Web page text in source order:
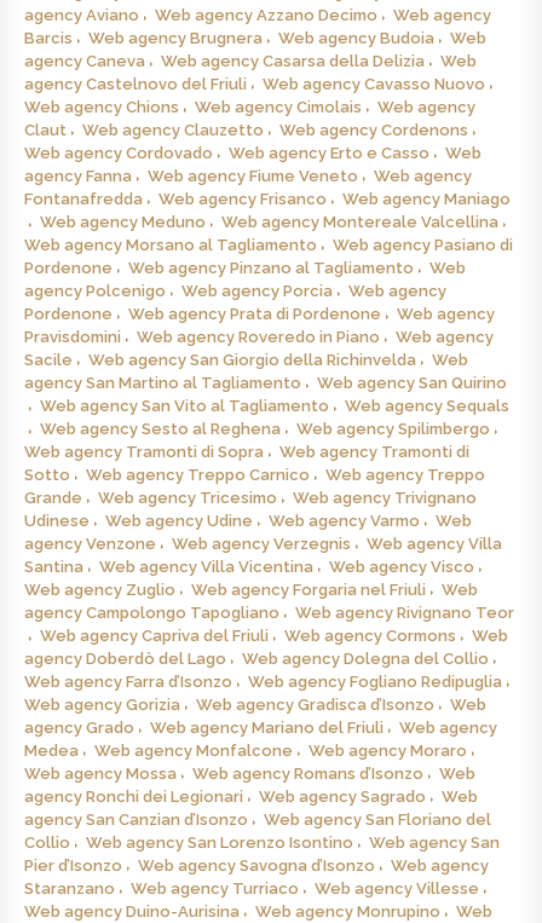
agency Aviano
Web agency Azzano Decimo
Web agency
Barcis
Web agency Brugnera Web agency Budoia
Web
agency Caneva
Web agency Casarsa della Delizia
Web
agency Castelnovo del Friuli
Web agency Cavasso Nuovo
Web agency Chions
Web agency Cimolais
Web agency
Claut
Web agency Clauzetto
Web agency Cordenons
Web agency Cordovado
Web agency Erto e Casso
Web
agency Fanna
Web agency Fiume Veneto
Web agency
Fontanafredda
Web agency Frisanco
Web agency Maniago
Web agency Meduno
Web agency Montereale Valcellina
Web agency Morsano al Tagliamento
Web agency Pasiano di
Pordenone
Web agency Pinzano al Tagliamento
Web
agency Polcenigo
Web agency Porcia
Web agency
Pordenone
Web agency Prata di Pordenone
Web agency
Pravisdomini
Web agency Roveredo in Piano
Web agency
Sacile
Web agency San Giorgio della Richinvelda
Web
agency San Martino al Tagliamento
Web agency San Quirino
Web agency San Vito al Tagliamento
Web agency Sequals
Web agency Sesto al Reghena
Web agency Spilimbergo
Web agency Tramonti di Sopra
Web agency Tramonti di
Sotto
Web agency Treppo Carnico
Web agency Treppo
Grande
Web agency Tricesimo
Web agency Trivignano
Udinese
Web agency Udine Web agency Varmo
Web
agency Venzone
Web agency Verzegnis
Web agency Villa
Santina
Web agency Villa Vicentina
Web agency Visco
Web agency Zuglio
Web agency Forgaria nel Friuli
Web
agency Campolongo Tapogliano
Web agency Rivignano Teor
Web agency Capriva del Friuli
Web agency Cormons
Web
agency Doberdò del Lago
Web agency Dolegna del Collio
Web agency Farra d’Isonzo
Web agency Fogliano Redipuglia
Web agency Gorizia
Web agency Gradisca d’Isonzo
Web
agency Grado
Web agency Mariano del Friuli
Web agency
Medea
Web agency Monfalcone
Web agency Moraro
Web agency Mossa
Web agency Romans d’Isonzo
Web
agency Ronchi dei Legionari
Web agency Sagrado
Web
agency San Canzian d’Isonzo
Web agency San Floriano del
Collio
Web agency San Lorenzo Isontino
Web agency San
Pier d’Isonzo
Web agency Savogna d’Isonzo
Web agency
Staranzano
Web agency Turriaco
Web agency Villesse
Web agency Duino-Aurisina
Web agency Monrupino
Web